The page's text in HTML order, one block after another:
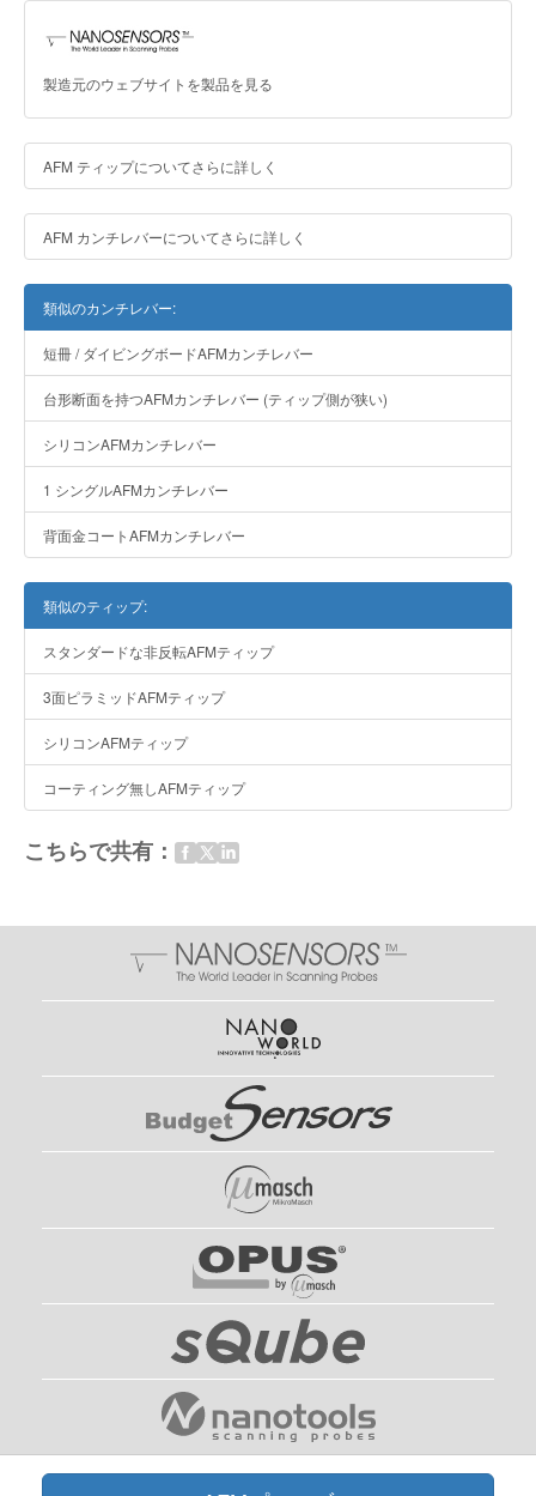
製造元のウェブサイトを製品を見る
AFM ティップについてさらに詳しく
AFM カンチレバーについてさらに詳しく
類似のカンチレバー:
短冊 / ダイビングボードAFMカンチレバー
台形断面を持つAFMカンチレバー (ティップ側が狭い)
シリコンAFMカンチレバー
1 シングルAFMカンチレバー
背面金コートAFMカンチレバー
類似のティップ:
スタンダードな非反転AFMティップ
3面ピラミッドAFMティップ
シリコンAFMティップ
コーティング無しAFMティップ
こちらで共有：